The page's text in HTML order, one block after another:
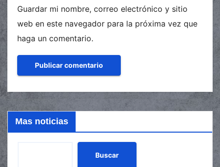
Guardar mi nombre, correo electrónico y sitio
web en este navegador para la próxima vez que
haga un comentario.
Mas noticias
Buscar